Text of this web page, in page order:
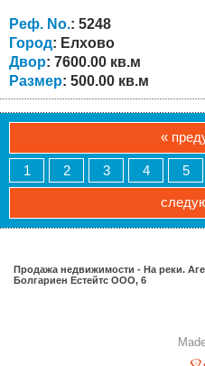
и автомойка, но его можно
Реф. No.: 5248
Город: Елхово
Двор: 7600.00 кв.м
Размер: 500.00 кв.м
«
1 2 3 4 5
Продажа недвижимости - На реки.
Болгариен Естейтс ООО, 6